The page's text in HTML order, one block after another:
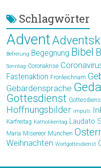
Schlagwörter
Advent
Befreiung Begegnung Bibel
Sonntag Coronakrise
Fastenaktion Fronleichnam
Gebärdensprache
Gottesdienst
Hoffnungsbilder impuls
Karfreitag Katholikentag Laudato
Maria Misereor München
Weihnachten Wortgottesdienst